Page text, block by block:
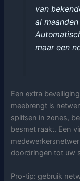
van
al
maar een
Een extra
meebrengt is
splitsen in zones,
besmet raakt. Een
doordringen tot uw
Pro-tip: gebruik